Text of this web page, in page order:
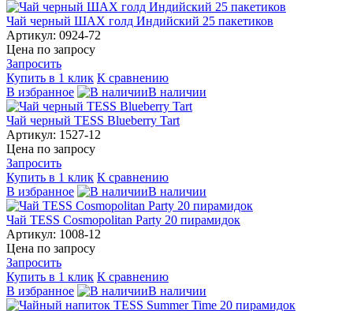
Чай черный ШАХ голд Индийский 25 пакетиков
Артикул: 0924-72
Цена по запросу
Запросить
Купить в 1 клик К сравнению
В избранное
В наличии
Чай черный TESS Blueberry Tart
Артикул: 1527-12
Цена по запросу
Запросить
Купить в 1 клик К сравнению
В избранное
В наличии
Чай TESS Cosmopolitan Party 20 пирамидок
Артикул: 1008-12
Цена по запросу
Запросить
Купить в 1 клик К сравнению
В избранное
В наличии